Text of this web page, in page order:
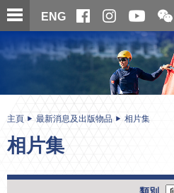
跳
至
內
ENG
開
合
微
信
二
維
碼
内
主頁 最新消息及出版物品 相片集
相片集